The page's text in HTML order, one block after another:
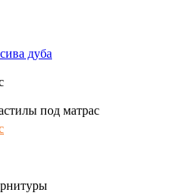
дуба
под матрас